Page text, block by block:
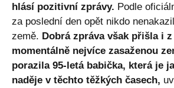
hlásí pozitivní zprávy. Podle
za poslední den opět nikdo
země. Dobrá zpráva však přišla i
momentálně nejvíce zasaženou
porazila 95-letá babička, která je
naděje v těchto těžkých časech,